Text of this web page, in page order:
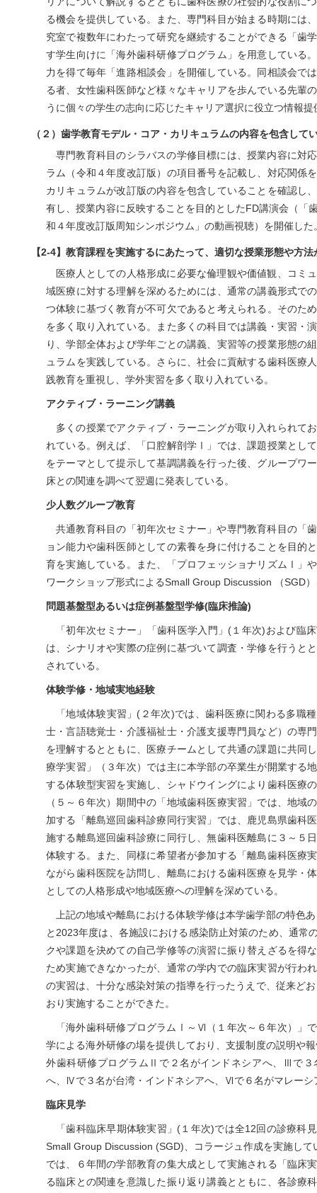
る機会を提供している。また、専門科目が始まる時期には
究室で複数年にわたって研究を継続することができる「歯
す学生向けに「海外歯科研修プログラム」を用意している
力を得て毎年「進路相談会」を開催している。同相談会で
る者、女性歯科医師など様々なキャリアを歩んでいる先輩
うに個々の学生の志向に応じたキャリア選択に役立つ情報
（２）歯学教育モデル・コア・カリキュラムの内容を包含して
専門教育科目のシラバスの学修目標には、授業内容に対
ラム（令和４年度改訂版）の項目番号を記載し、対応関係
カリキュラムが改訂版の内容を包含していることを確認し
有し、授業内容に反映することを目的としたFD講演会（「
和４年度改訂版周知シンポジウム」の動画視聴）を開催した
【2-4】教育課程を実施するにあたって、適切な授業形態や方
医療人としての人格形成に必要な倫理観や価値観、コミ
域医療に対する理解を深めるためには、通常の講義形式で
つ体験に基づく教育が不可欠であると考えられる。そのた
を多く取り入れている。また多くの科目では講義・実習・
り、学部全体および学年ごとの講義、実習等の授業形態の
ュラムを実践している。さらに、社会に貢献する歯科医療
践教育を重視し、学外実習を多く取り入れている。
アクティブ・ラーニング講義
多くの授業でアクティブ・ラーニングが取り入れられて
れている。例えば、「口腔解剖学Ⅰ」では、課題授業とし
をテーマとして提示して基調講義を行った後、グループワ
床との関連を調べて翌週に発表している。
少人数グループ教育
共通教育科目の「初年次セミナー」や専門教育科目の「
ョン能力や歯科医師としての素養を身に付けることを目的
育を実施している。また、「プロフェッショナリズムⅠ」
ワークショップ形式によるSmall Group Discussion （SGD
問題基盤型あるいは症例基盤型学修(臨床推論)
「初年次セミナー」「歯科医学入門」(１年次)および臨
は、シナリオや実際の症例に基づいて調査・学修を行うと
されている。
体験学修・地域実地経験
「地域体験実習」(２年次)では、歯科医療に関わる多職
士・言語聴覚士・介護福祉士・介護支援専門員など）の専
を理解するとともに、医療チームとして共通の課題に共同
療学実習」（３年次）では主に本学部の卒業生が開業する
する体験型実習を実施し、シャドウイングにより歯科医療
（５～６年次）期間中の「地域歯科医療実習」では、地域
加する「離島巡回歯科診療同行実習」では、鹿児島県歯科
施する離島巡回歯科診療に同行し、無歯科医離島に３～５
体験する。また、同様に希望者が参加する「離島歯科医療
ながら歯科医院を訪問し、離島における歯科医療を見学・
としての人格形成や地域医療への理解を深めている。
上記の地域や離島における体験学修は本学歯学部の特色
と2023年度は、各施設における感染防止対策のため、通常
クや課題を決めての自己学修等の演習に振り替えざるを得
ため実施できなかったが、通常の学内での臨床実習が行わ
の実習は、十分な感染対策の指導を行ったうえで、従来ど
おり実施することができた。
「海外歯科研修プログラムⅠ～Ⅵ（１年次～６年次）」
学による海外研修の場を提供しており、支援制度の説明や
外歯科研修プログラムⅡで２名がインドネシアへ、Ⅲで３
へ、Ⅳで３名が台湾・インドネシアへ、Ⅵで６名がマレーシ
臨床見学
「歯科臨床早期体験実習」(１年次)では全12回の診療科
Small Group Discussion (SGD)、コラージュ作成を実施し
では、６年間の学部教育の集大成として実施される「臨床
る臨床との関連を意識した振り返り講義とともに、各診療